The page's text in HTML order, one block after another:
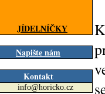
JÍDELNÍČKY
Napište nám
Kontakt
info@horicko.cz